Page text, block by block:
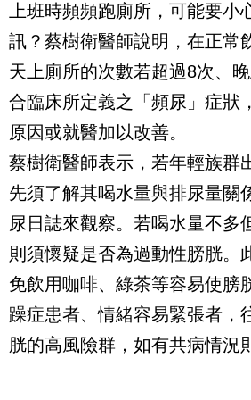
上班時頻頻跑廁所，可能要小
訊？蔡樹衛醫師說明，在正常
天上廁所的次數若超過8次、
合臨床所定義之「頻尿」症狀
原因或就醫加以改善。
蔡樹衛醫師表示，若年輕族群
先須了解其喝水量與排尿量關
尿日誌來觀察。若喝水量不多
則須懷疑是否為過動性膀胱。
免飲用咖啡、綠茶等容易使膀
躁症患者、情緒容易緊張者，
胱的高風險群，如有共病情況